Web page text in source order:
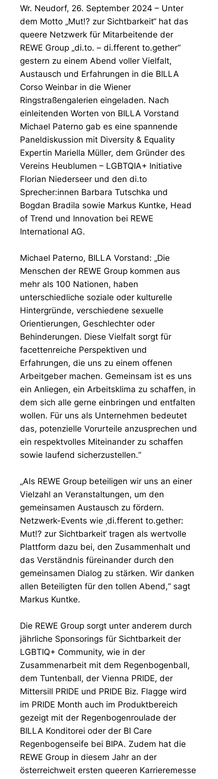
Wr. Neudorf, 26. September 2024 – Unter
dem Motto „Mut!? zur Sichtbarkeit“ hat das
queere Netzwerk für Mitarbeitende der
REWE Group „di.to. – di.fferent to.gether“
gestern zu einem Abend voller Vielfalt,
Austausch und Erfahrungen in die BILLA
Corso Weinbar in die Wiener
Ringstraßengalerien eingeladen. Nach
einleitenden Worten von BILLA Vorstand
Michael Paterno gab es eine spannende
Paneldiskussion mit Diversity & Equality
Expertin Mariella Müller, dem Gründer des
Vereins Heublumen – LGBTQIA+ Initiative
Florian Niederseer und den di.to
Sprecher:innen Barbara Tutschka und
Bogdan Bradila sowie Markus Kuntke, Head
of Trend und Innovation bei REWE
International AG.
Michael Paterno, BILLA Vorstand: „Die
Menschen der REWE Group kommen aus
mehr als 100 Nationen, haben
unterschiedliche soziale oder kulturelle
Hintergründe, verschiedene sexuelle
Orientierungen, Geschlechter oder
Behinderungen. Diese Vielfalt sorgt für
facettenreiche Perspektiven und
Erfahrungen, die uns zu einem offenen
Arbeitgeber machen. Gemeinsam ist es uns
ein Anliegen, ein Arbeitsklima zu schaffen, in
dem sich alle gerne einbringen und entfalten
wollen. Für uns als Unternehmen bedeutet
das, potenzielle Vorurteile anzusprechen und
ein respektvolles Miteinander zu schaffen
sowie laufend sicherzustellen.“
„Als REWE Group beteiligen wir uns an einer
Vielzahl an Veranstaltungen, um den
gemeinsamen Austausch zu fördern.
Netzwerk-Events wie ‚di.fferent to.gether:
Mut!? zur Sichtbarkeit‘ tragen als wertvolle
Plattform dazu bei, den Zusammenhalt und
das Verständnis füreinander durch den
gemeinsamen Dialog zu stärken. Wir danken
allen Beteiligten für den tollen Abend,“ sagt
Markus Kuntke.
Die REWE Group sorgt unter anderem durch
jährliche Sponsorings für Sichtbarkeit der
LGBTIQ+ Community, wie in der
Zusammenarbeit mit dem Regenbogenball,
dem Tuntenball, der Vienna PRIDE, der
Mittersill PRIDE und PRIDE Biz. Flagge wird
im PRIDE Month auch im Produktbereich
gezeigt mit der Regenbogenroulade der
BILLA Konditorei oder der BI Care
Regenbogenseife bei BIPA. Zudem hat die
REWE Group in diesem Jahr an der
österreichweit ersten queeren Karrieremesse